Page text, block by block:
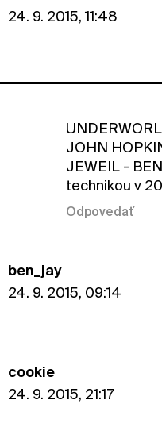
24. 9. 2015, 11:48
JOHN
JEWEIL -
technikou v
Odpovedať
ben_jay
24. 9. 2015, 09:14
cookie
24. 9. 2015, 21:17